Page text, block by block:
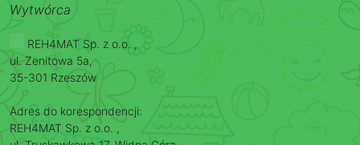
Wytwórca
REH4MAT Sp. z o.o. ,
ul. Zenitowa 5a,
35-301 Rzeszów
Adres do korespondencji:
REH4MAT Sp. z o.o. ,